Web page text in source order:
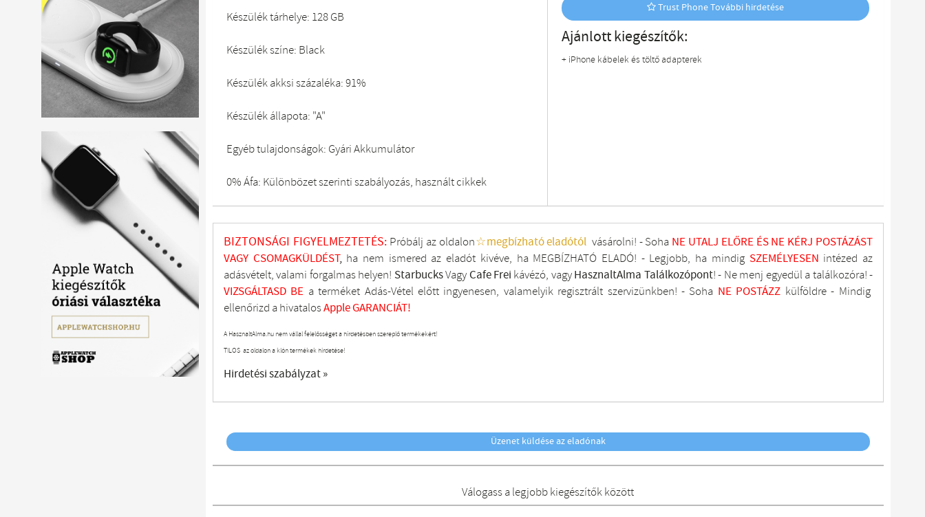
Készülék tárhelye: 128 GB
Készülék színe: Black
Készülék akksi százaléka: 91%
Készülék állapota: "A"
Egyéb tulajdonságok: Gyári Akkumulátor
0% Áfa: Különbözet szerinti szabályozás, használt cikkek
Trust Phone További hirdetése
Ajánlott kiegészítők:
+ iPhone kábelek és töltő adapterek
BIZTONSÁGI FIGYELMEZTETÉS: Próbálj az oldalon☆megbízható eladótól vásárolni! - Soha NE UTALJ ELŐRE ÉS NE KÉRJ POSTÁZÁST
VAGY CSOMAGKÜLDÉST, ha nem ismered az eladót kivéve, ha MEGBÍZHATÓ ELADÓ! - Legjobb, ha mindig SZEMÉLYESEN intézed az
adásvételt, valami forgalmas helyen! StarbucksVagyCafe Frei kávézó, vagyHasznaltAlma Találkozópont!- Ne menj egyedül a találkozóra! -
VIZSGÁLTASD BE a terméket Adás-Vétel előtt ingyenesen, valamelyik regisztrált szervizünkben! - Soha NE POSTÁZZ külföldre- Mindig
ellenőrizd a hivatalosApple GARANCIÁT!
A HasznaltAlma.hu nem vállal felelősséget a hirdetésben szereplő termékekért!
TILOS az oldalon a klón termékek hirdetése!
Hirdetési szabályzat »
Üzenet küldése az eladónak
Válogass a legjobb kiegészítők között